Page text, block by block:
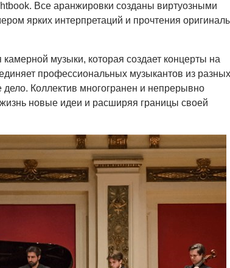
Все аранжировки созданы виртуозными
ярких интерпретаций и прочтения
музыки, которая создает концерты на
профессиональных музыкантов из разных
Коллектив многогранен и непрерывно
новые идеи и расширяя границы своей